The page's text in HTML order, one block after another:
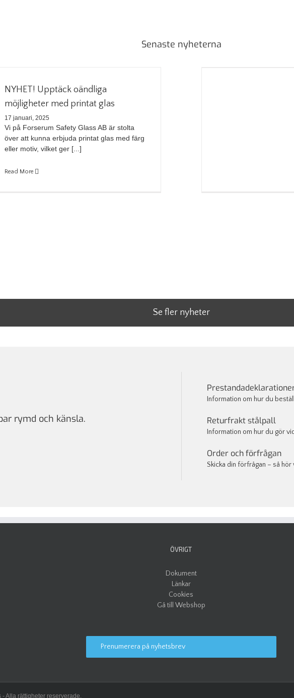
Senaste nyheterna
NYHET! Upptäck oändliga
möjligheter med printat glas
17 januari, 2025
Vi på Forserum Safety Glass AB är stolta
över att kunna erbjuda printat glas med färg
eller motiv, vilket ger [...]
Read More
Se fler nyheter
rymd och känsla.
Information om hur du
Returfrakt stålpall
Information om hur du gör
Order och förfrågan
Skicka din förfrågan – så hör
ÖVRIGT
Dokument
Länkar
Cookies
Gå till Webshop
Prenumerera på nyhetsbrev
Alla rättigheter reserverade.